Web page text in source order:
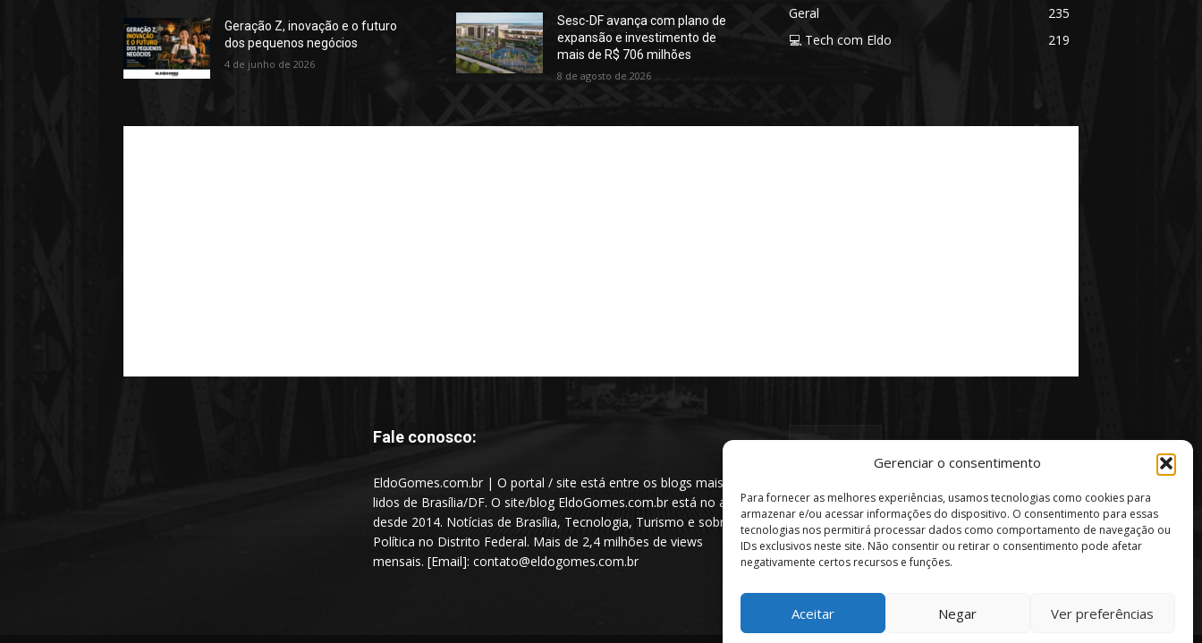
Gerenciar o consentimento
Para fornecer as melhores experiências, usamos tecnologias como cookies para
armazenar e/ou acessar informações do dispositivo. O consentimento para essas
tecnologias nos permitirá processar dados como comportamento de navegação ou
IDs exclusivos neste site. Não consentir ou retirar o consentimento pode afetar
negativamente certos recursos e funções.
Aceitar Negar Ver preferências
Geração Z, inovação e o futuro
dos pequenos negócios
4 de junho de 2026
Sesc-DF avança com plano de
expansão e investimento de
mais de R$ 706 milhões
8 de agosto de 2026
Geral
235
💻 Tech com Eldo
219
Fale conosco:
EldoGomes.com.br | O portal / site está entre os blogs mais
lidos de Brasília/DF. O site/blog EldoGomes.com.br está no ar
desde 2014. Notícias de Brasília, Tecnologia, Turismo e sobre a
Política no Distrito Federal. Mais de 2,4 milhões de views
mensais. [Email]: contato@eldogomes.com.br